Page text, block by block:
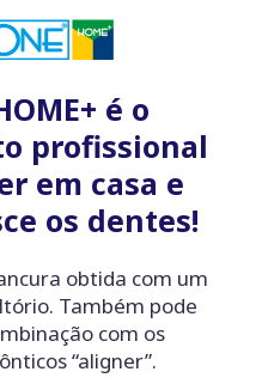
é o
profissional
em casa e
os dentes!
obtida com um
Também pode
com os
“aligner”.